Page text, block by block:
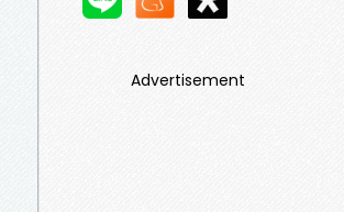
Advertisement